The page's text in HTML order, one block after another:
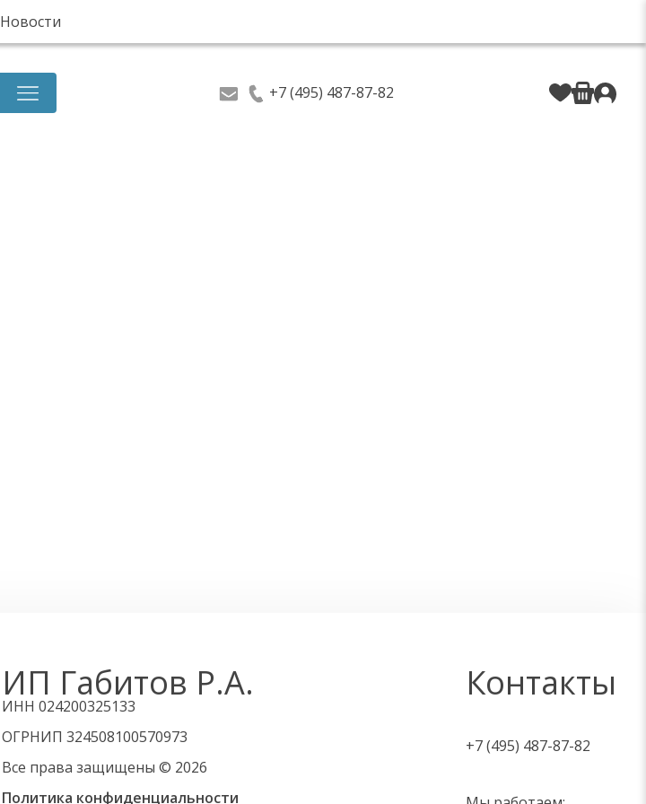
Новости
+7 (495) 487-87-82
ИП Габитов Р.А.
ИНН 024200325133
ОГРНИП 324508100570973
Все права защищены © 2026
Политика конфиденциальности
Контакты
+7 (495) 487-87-82